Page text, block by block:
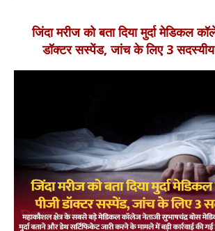
जिंदा मरीज को बता दिया मुर्दा मेडिकल
डॉक्टर सस्पेंड, जांच के लिए 3